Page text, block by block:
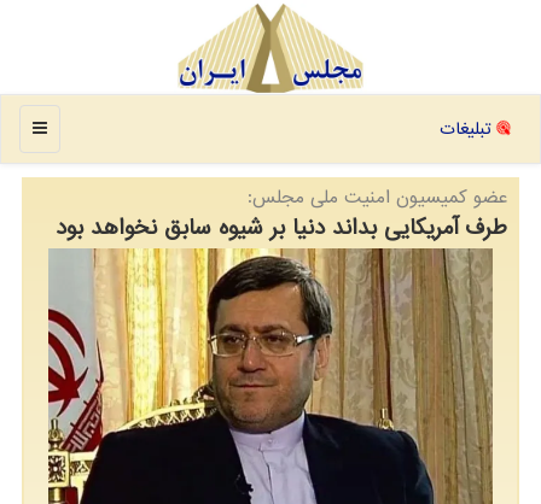
منو تبلیغات
عضو كمیسیون امنیت ملی مجلس:
طرف آمریکایی بداند دنیا بر شیوه سابق نخواهد بود